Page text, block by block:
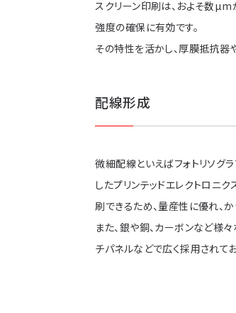
スクリーン印刷は、およそ数
強度の確保に有効です。
その特性を活かし、厚膜抵抗器
配線形成
微細配線といえばフォトリソグ
したプリンテッドエレクトロニ
刷できるため、量産性に優れ、
また、銀や銅、カーボンなど様
チパネルなどで広く採用されて